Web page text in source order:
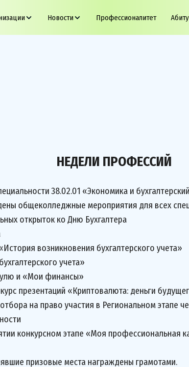
Новости Профессионалитет
НЕДЕЛИ ПРОФЕССИЙ
38.02.01 «Экономика и
общеколледжные мероприятия для всех
открыток ко Дню Бухгалтера
возникновения бухгалтерского учета»
учета»
и «Мои финансы»
презентаций «Криптовалюта: деньги
на право участия в Региональном этапе
конкурсном этапе «Моя профессиональная
призовые места награждены грамотами.